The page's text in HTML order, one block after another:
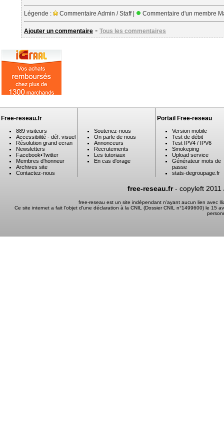
Légende : Commentaire Admin / Staff | Commentaire d'un membre
Ajouter un commentaire - Tous les commentaires
Free-reseau.fr
889 visiteurs
Accessibilité - déf. visuel
Résolution grand ecran
Newsletters
Facebook•Twitter
Membres d'honneur
Archives site
Contactez-nous
Soutenez-nous
On parle de nous
Annonceurs
Recrutements
Les tutoriaux
En cas d'orage
Portail Free-reseau
Version mobile
Test de débit
Test IPV4 / IPV6
Smokeping
Upload service
Générateur mots de
passe
stats-degroupage.fr
free-reseau.fr- copyleft 2011
free-reseau est un site indépendant n'ayant aucun lien avec
Ce site internet a fait l'objet d'une déclaration à la CNIL (Dossier CNIL n°1499600) le 15